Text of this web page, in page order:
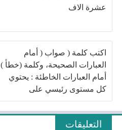
عشرة الاف
اكتب كلمة ( صواب ( أمام
العبارات الصحيحة، وكلمة (خطأ )
أمام العبارات الخاطئة : يحتوي
كل مستوى رئيسي على
مستويات فرعية وتزداد طاقتها
بإزدياد قيمة n
التعليقات